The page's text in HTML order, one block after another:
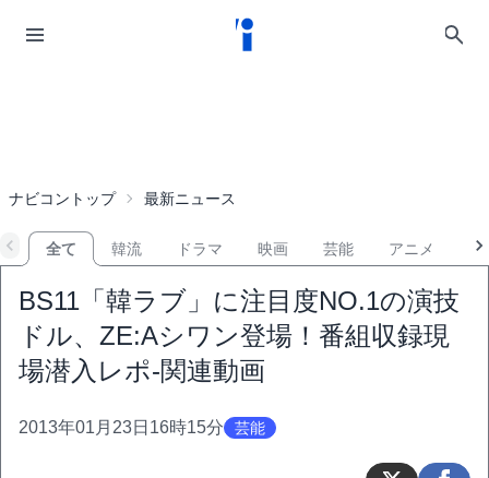
ナビコントップ 最新ニュース
全て 韓流 ドラマ 映画 芸能 アニメ
BS11「韓ラブ」に注目度NO.1の演技
ドル、ZE:Aシワン登場！番組収録現
場潜入レポ-関連動画
2013年01月23日16時15分 芸能